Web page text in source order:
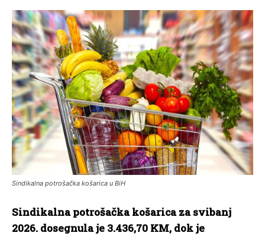
Sindikalna potrošačka košarica u BiH
Sindikalna potrošačka košarica za svibanj
2026. dosegnula je 3.436,70 KM, dok je